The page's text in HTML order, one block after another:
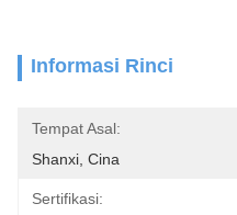
Informasi Rinci
Tempat Asal:
Shanxi, Cina
Sertifikasi: